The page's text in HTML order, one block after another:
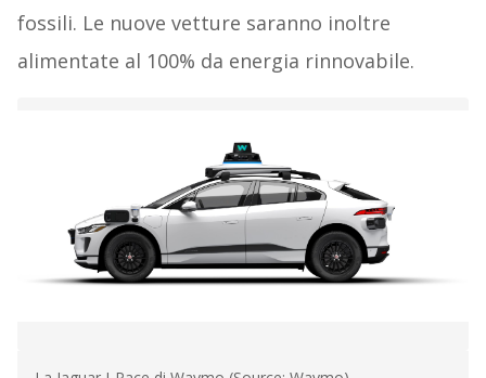
fossili. Le nuove vetture saranno inoltre
alimentate al 100% da energia rinnovabile.